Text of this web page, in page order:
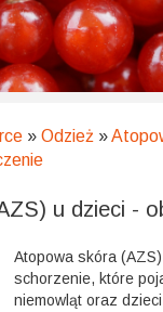
» Odzież »
u dzieci -
Atopowa skóra
schorzenie, które
niemowląt oraz